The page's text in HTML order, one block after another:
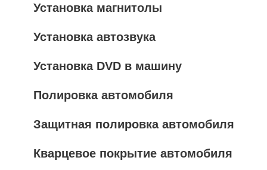
Установка магнитолы
Установка автозвука
Установка DVD в машину
Полировка автомобиля
Защитная полировка автомобиля
Кварцевое покрытие автомобиля